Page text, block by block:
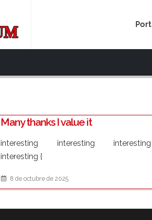
Many thanks I value it
interesting interesting interesting
interesting {
8 de octubre de 2025